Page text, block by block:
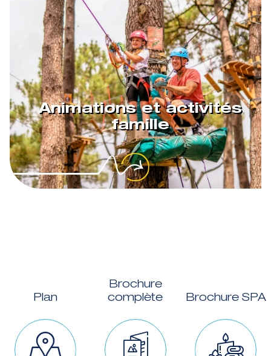
Animations et activités
famille
Plan
Brochure
complète
Brochure SPA